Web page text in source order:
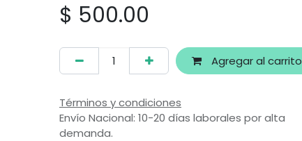
$ 500.00
Agregar al carrito
Términos y condiciones
Envío Nacional: 10-20 días laborales por alta
demanda.